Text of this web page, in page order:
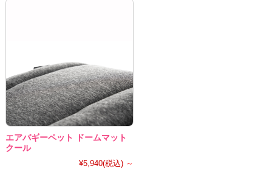
エアバギーペット ドームマット
クール
¥5,940(税込) ～